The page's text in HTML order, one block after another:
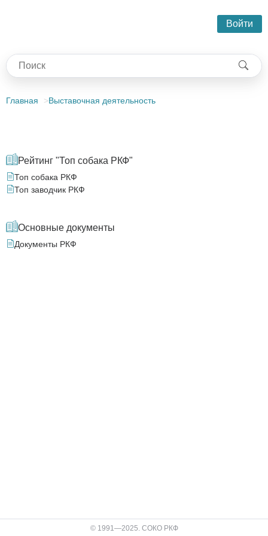
Войти
Главная Выставочная деятельность
Рейтинг "Топ собака РКФ"
Топ собака РКФ
Топ заводчик РКФ
Основные документы
Документы РКФ
© 1991—2025. СОКО РКФ